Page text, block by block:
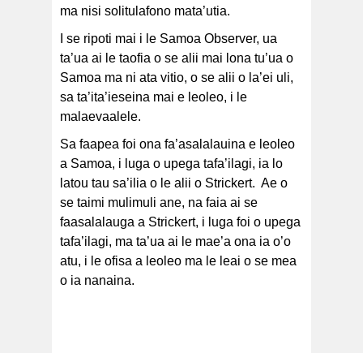
ma nisi solitulafono mata’utia.
I se ripoti mai i le Samoa Observer, ua
ta’ua ai le taofia o se alii mai lona tu’ua o
Samoa ma ni ata vitio, o se alii o la’ei uli,
sa ta’ita’ieseina mai e leoleo, i le
malaevaalele.
Sa faapea foi ona fa’asalalauina e leoleo
a Samoa, i luga o upega tafa’ilagi, ia lo
latou tau sa’ilia o le alii o Strickert. Ae o
se taimi mulimuli ane, na faia ai se
faasalalauga a Strickert, i luga foi o upega
tafa’ilagi, ma ta’ua ai le mae’a ona ia o’o
atu, i le ofisa a leoleo ma le leai o se mea
o ia nanaina.